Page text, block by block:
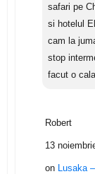
safari pe
si hotelul
cam la
stop
facut o
Robert
13
on Lusaka